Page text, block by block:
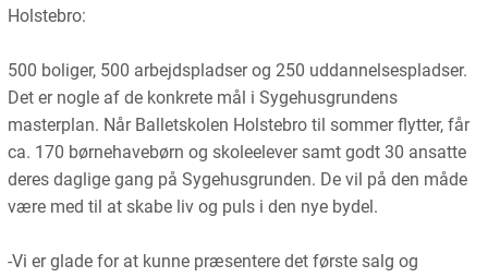
Holstebro:
500 boliger, 500 arbejdspladser og 250 uddannelsespladser.
Det er nogle af de konkrete mål i Sygehusgrundens
masterplan. Når Balletskolen Holstebro til sommer flytter, får
ca. 170 børnehavebørn og skoleelever samt godt 30 ansatte
deres daglige gang på Sygehusgrunden. De vil på den måde
være med til at skabe liv og puls i den nye bydel.
-Vi er glade for at kunne præsentere det første salg og